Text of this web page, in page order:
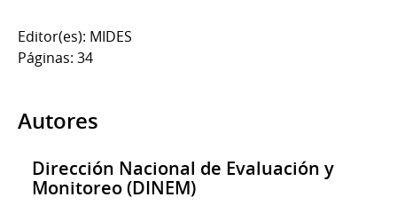
Editor(es): MIDES
Páginas: 34
Autores
Dirección Nacional de Evaluación y
Monitoreo (DINEM)